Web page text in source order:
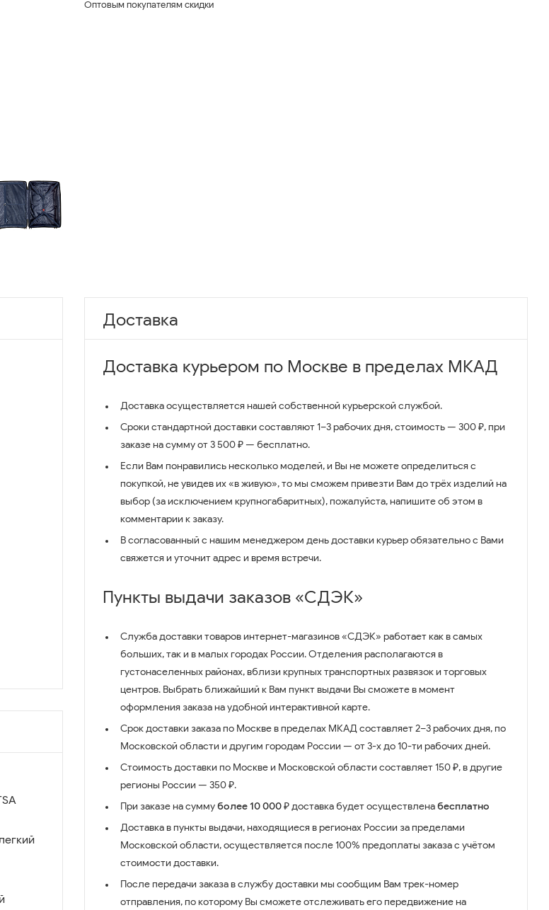
Оптовым покупателям скидки
Доставка
Доставка курьером по Москве в пределах МКАД
Доставка осуществляется нашей собственной курьерской службой.
Сроки стандартной доставки составляют 1–3 рабочих дня, стоимость — 300 ₽, при
заказе на сумму от 3 500 ₽ — бесплатно.
Если Вам понравились несколько моделей, и Вы не можете определиться с
покупкой, не увидев их «в живую», то мы сможем привезти Вам до трёх изделий на
выбор (за исключением крупногабаритных), пожалуйста, напишите об этом в
комментарии к заказу.
В согласованный с нашим менеджером день доставки курьер обязательно с Вами
свяжется и уточнит адрес и время встречи.
Пункты выдачи заказов «СДЭК»
Служба доставки товаров интернет-магазинов «СДЭК» работает как в самых
больших, так и в малых городах России. Отделения располагаются в
густонаселенных районах, вблизи крупных транспортных развязок и торговых
центров. Выбрать ближайший к Вам пункт выдачи Вы сможете в момент
оформления заказа на удобной интерактивной карте.
Срок доставки заказа по Москве в пределах МКАД составляет 2–3 рабочих дня, по
Московской области и другим городам России — от 3-х до 10-ти рабочих дней.
Стоимость доставки по Москве и Московской области составляет 150 ₽, в другие
регионы России — 350 ₽.
При заказе на суммуболее 10 000 ₽доставка будет осуществленабесплатно
Доставка в пункты выдачи, находящиеся в регионах России за пределами
Московской области, осуществляется после 100% предоплаты заказа с учётом
стоимости доставки.
После передачи заказа в службу доставки мы сообщим Вам трек-номер
отправления, по которому Вы сможете отслеживать его передвижение на